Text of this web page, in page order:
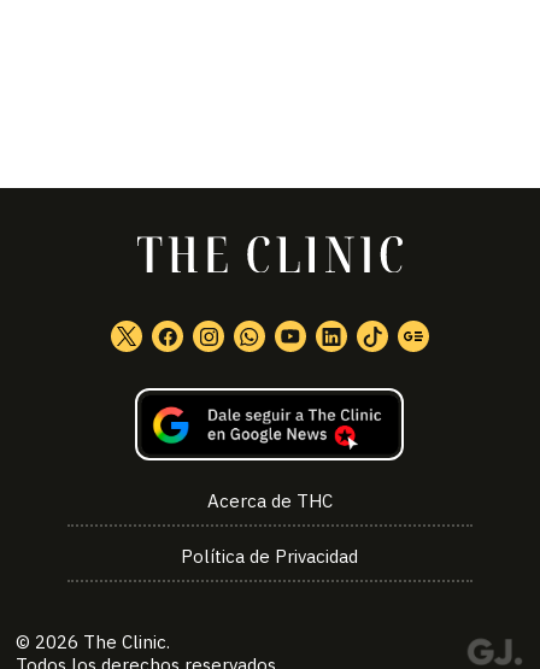
Acerca de THC
Política de Privacidad
© 2026 The Clinic.